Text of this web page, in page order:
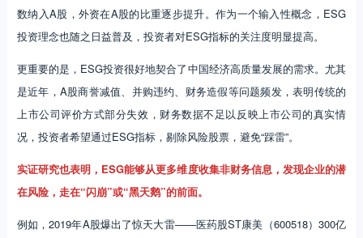
数纳入A股，外资在A股的比重逐步提升。作为一个输入性概念，ESG
投资理念也随之日益普及，投资者对ESG指标的关注度明显提高。
更重要的是，ESG投资很好地契合了中国经济高质量发展的需求。尤其
是近年，A股商誉减值、并购违约、财务造假等问题频发，表明传统的
上市公司评价方式部分失效，财务数据不足以反映上市公司的真实情
况，投资者希望通过ESG指标，剔除风险股票，避免“踩雷”。
实证研究也表明，ESG能够从更多维度收集非财务信息，发现企业的潜
在风险，走在“闪崩”或“黑天鹅”的前面。
例如，2019年A股爆出了惊天大雷——医药股ST康美（600518）300亿